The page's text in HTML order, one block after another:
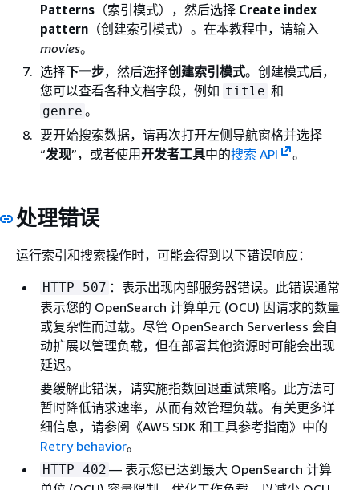
Patterns （索引模式），然后选择 Create index
pattern （创建索引模式）。在本教程中，请输入
movies。
选择下一步，然后选择创建索引模式。创建模式后，
您可以查看各种文档字段，例如 title 和
genre 。
要开始搜索数据，请再次打开左侧导航窗格并选择
“发现”，或者使用开发者工具中的搜索 API 。
处理错误
运行索引和搜索操作时，可能会得到以下错误响应：
HTTP 507 ：表示出现内部服务器错误。此错误通常
表示您的 OpenSearch 计算单元 (OCU) 因请求的数量
或复杂性而过载。尽管 OpenSearch Serverless 会自
动扩展以管理负载，但在部署其他资源时可能会出现
延迟。
要缓解此错误，请实施指数回退重试策略。此方法可
暂时降低请求速率，从而有效管理负载。有关更多详
细信息，请参阅《AWS SDK 和工具参考指南》 中的
Retry behavior。
HTTP 402 — 表示您已达到最大 OpenSearch 计算